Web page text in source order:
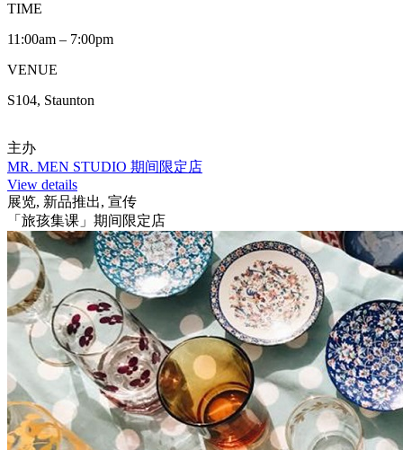
TIME
11:00am – 7:00pm
VENUE
S104, Staunton
主办
MR. MEN STUDIO 期间限定店
View details
展览, 新品推出, 宣传
「旅孩集课」期间限定店